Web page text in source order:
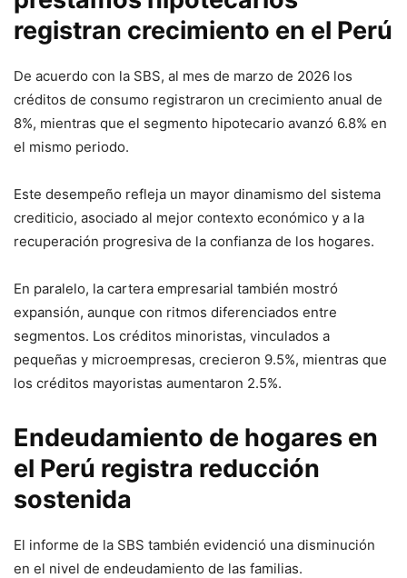
registran crecimiento en el Perú
De acuerdo con la SBS, al mes de marzo de 2026 los
créditos de consumo registraron un crecimiento anual de
8%, mientras que el segmento hipotecario avanzó 6.8% en
el mismo periodo.
Este desempeño refleja un mayor dinamismo del sistema
crediticio, asociado al mejor contexto económico y a la
recuperación progresiva de la confianza de los hogares.
En paralelo, la cartera empresarial también mostró
expansión, aunque con ritmos diferenciados entre
segmentos. Los créditos minoristas, vinculados a
pequeñas y microempresas, crecieron 9.5%, mientras que
los créditos mayoristas aumentaron 2.5%.
Endeudamiento de hogares en
el Perú registra reducción
sostenida
El informe de la SBS también evidenció una disminución
en el nivel de endeudamiento de las familias.